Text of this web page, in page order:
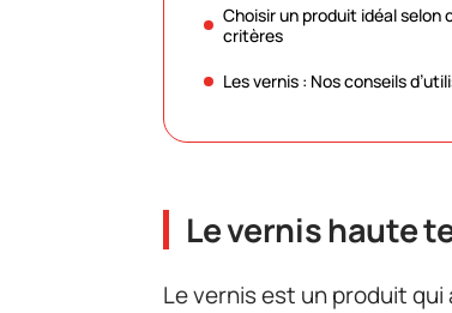
Choisir un produit idéal selon
critères
Les vernis : Nos conseils
Le vernis haute
Le vernis est un produit